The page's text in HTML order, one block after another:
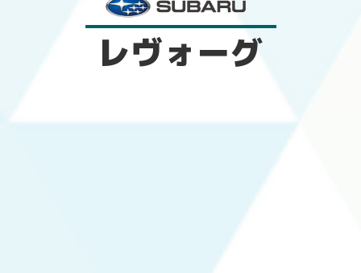
レヴォーグ